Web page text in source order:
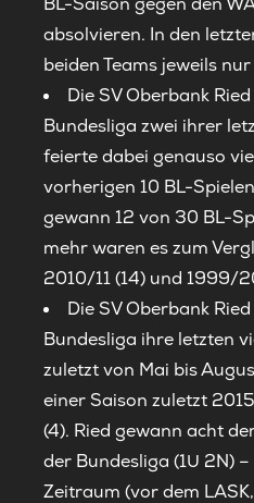
absolvieren. In den
beiden Teams jeweils
Die SV Oberbank
Bundesliga zwei ihrer
feierte dabei genauso
vorherigen 10 BL-
gewann 12 von 30 BL-
mehr waren es zum
2010/11 (14) und 1999/
Die SV Oberbank
Bundesliga ihre letzten
zuletzt von Mai bis
einer Saison zuletzt
(4). Ried gewann acht
der Bundesliga (1U 2N)
Zeitraum (vor dem